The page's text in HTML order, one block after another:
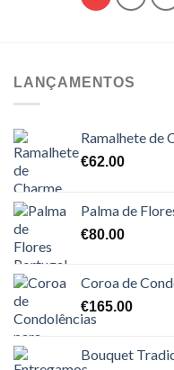
LANÇAMENTOS
Ramalhete de
€62.00
Palma de
€80.00
Coroa de
€165.00
Bouquet